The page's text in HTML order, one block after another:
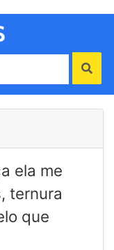
ela me
ternura
que